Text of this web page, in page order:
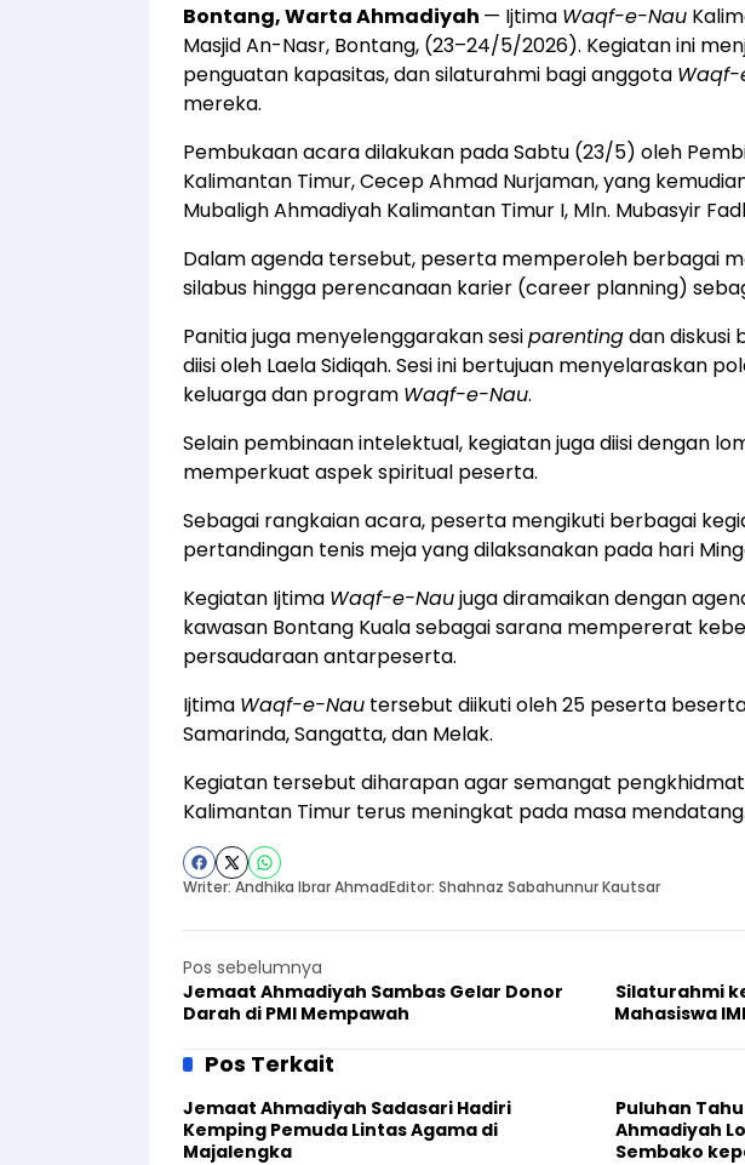
Bontang, Warta Ahmadiyah — Ijtima Waqf-e-Nau
Masjid An-Nasr, Bontang, (23–24/5/2026). Kegiatan ini
penguatan kapasitas, dan silaturahmi bagi anggota
mereka.
Pembukaan acara dilakukan pada Sabtu (23/5) oleh
Kalimantan Timur, Cecep Ahmad Nurjaman, yang
Mubaligh Ahmadiyah Kalimantan Timur I, Mln. Mubasyir
Dalam agenda tersebut, peserta memperoleh berbagai
silabus hingga perencanaan karier (career planning)
Panitia juga menyelenggarakan sesiparentingdan diskusi
diisi oleh Laela Sidiqah. Sesi ini bertujuan menyelaraskan
keluarga dan program Waqf-e-Nau.
Selain pembinaan intelektual, kegiatan juga diisi dengan
memperkuat aspek spiritual peserta.
Sebagai rangkaian acara, peserta mengikuti berbagai
pertandingan tenis meja yang dilaksanakan pada hari
Kegiatan Ijtima Waqf-e-Naujuga diramaikan dengan
kawasan Bontang Kuala sebagai sarana mempererat
persaudaraan antarpeserta.
Ijtima Waqf-e-Nau tersebut diikuti oleh 25 peserta
Samarinda, Sangatta, dan Melak.
Kegiatan tersebut diharapan agar semangat
Kalimantan Timur terus meningkat pada masa
Writer: Andhika Ibrar AhmadEditor: Shahnaz Sabahunnur Kautsar
Pos sebelumnya
Jemaat Ahmadiyah Sambas Gelar Donor
Darah di PMI Mempawah
Silaturahmi
Mahasiswa
Pos Terkait
Jemaat Ahmadiyah Sadasari Hadiri
Kemping Pemuda Lintas Agama di
Majalengka
Puluhan
Ahmadiyah
Sembako